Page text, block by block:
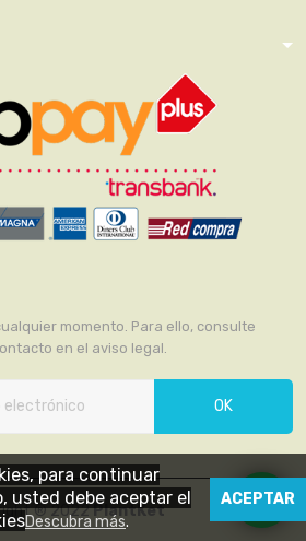
momento. Para ello, consulte
en el aviso legal.
OK
® 2022PlantKet
para continuar
usted debe aceptar el
Descubra más.
ACEPTAR